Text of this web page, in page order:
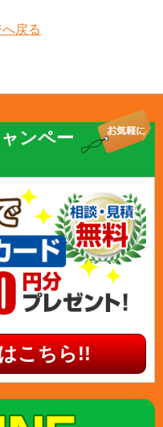
へ戻る
ンペー
こちら!!